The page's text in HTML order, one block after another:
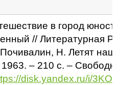
в город
// Литературная
Н. Летят
– 210 с. –
disk.yandex.ru/i/